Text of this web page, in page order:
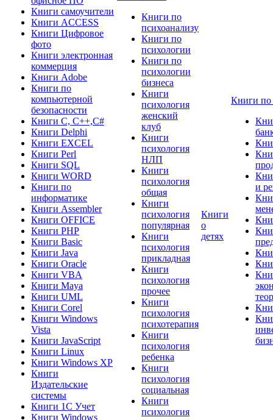
Книги самоучители
Книги ACCESS
Книги Цифровое
фото
Книги электронная
коммерция
Книги Adobe
Книги по
компьютерной
безопасности
Книги C, C++,С#
Книги Delphi
Книги EXCEL
Книги Perl
Книги SQL
Книги WORD
Книги по
информатике
Книги Assembler
Книги OFFICE
Книги PHP
Книги Basic
Книги Java
Книги Oracle
Книги VBA
Книги Maya
Книги UML
Книги Corel
Книги Windows
Vista
Книги JavaScript
Книги Linux
Книги Windows XP
Книги
Издательские
системы
Книги 1C Учет
Книги Windows
Книги по
психоанализу
Книги по
психологии
Книги по
психологии
бизнеса
Книги
психология
женский
клуб
Книги
психология
НЛП
Книги
психология
общая
Книги
психология
популярная
Книги
психология
прикладная
Книги
психология
прочее
Книги
психология
психотерапия
Книги
психология
ребенка
Книги
психология
социальная
Книги
психология
Книги
о
детях
Книги по
и